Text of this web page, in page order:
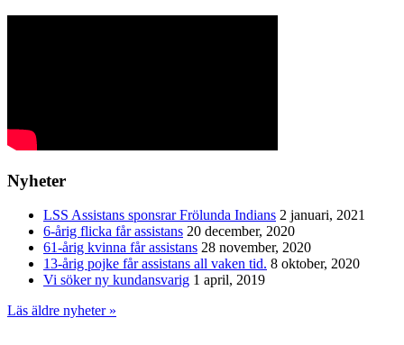
Nyheter
LSS Assistans sponsrar Frölunda Indians 2 januari, 2021
6-årig flicka får assistans 20 december, 2020
61-årig kvinna får assistans 28 november, 2020
13-årig pojke får assistans all vaken tid. 8 oktober, 2020
Vi söker ny kundansvarig 1 april, 2019
Läs äldre nyheter »